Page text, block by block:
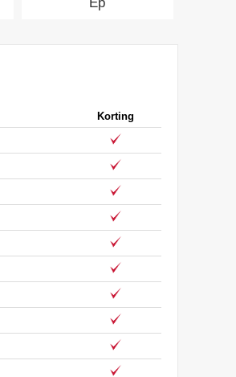
Korting